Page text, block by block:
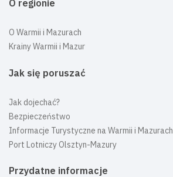
O regionie
O Warmii i Mazurach
Krainy Warmii i Mazur
Jak się poruszać
Jak dojechać?
Bezpieczeństwo
Informacje Turystyczne na Warmii i Mazurach
Port Lotniczy Olsztyn-Mazury
Przydatne informacje